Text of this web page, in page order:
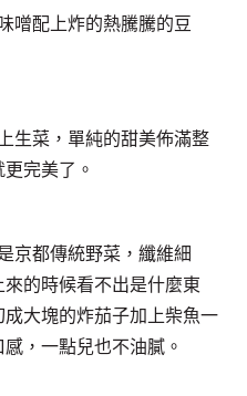
噌配上炸的熱騰騰的豆
生菜，單純的甜美佈滿整
完美了。
京都傳統野菜，纖維細
的時候看不出是什麼東
大塊的炸茄子加上柴魚一
，一點兒也不油膩。